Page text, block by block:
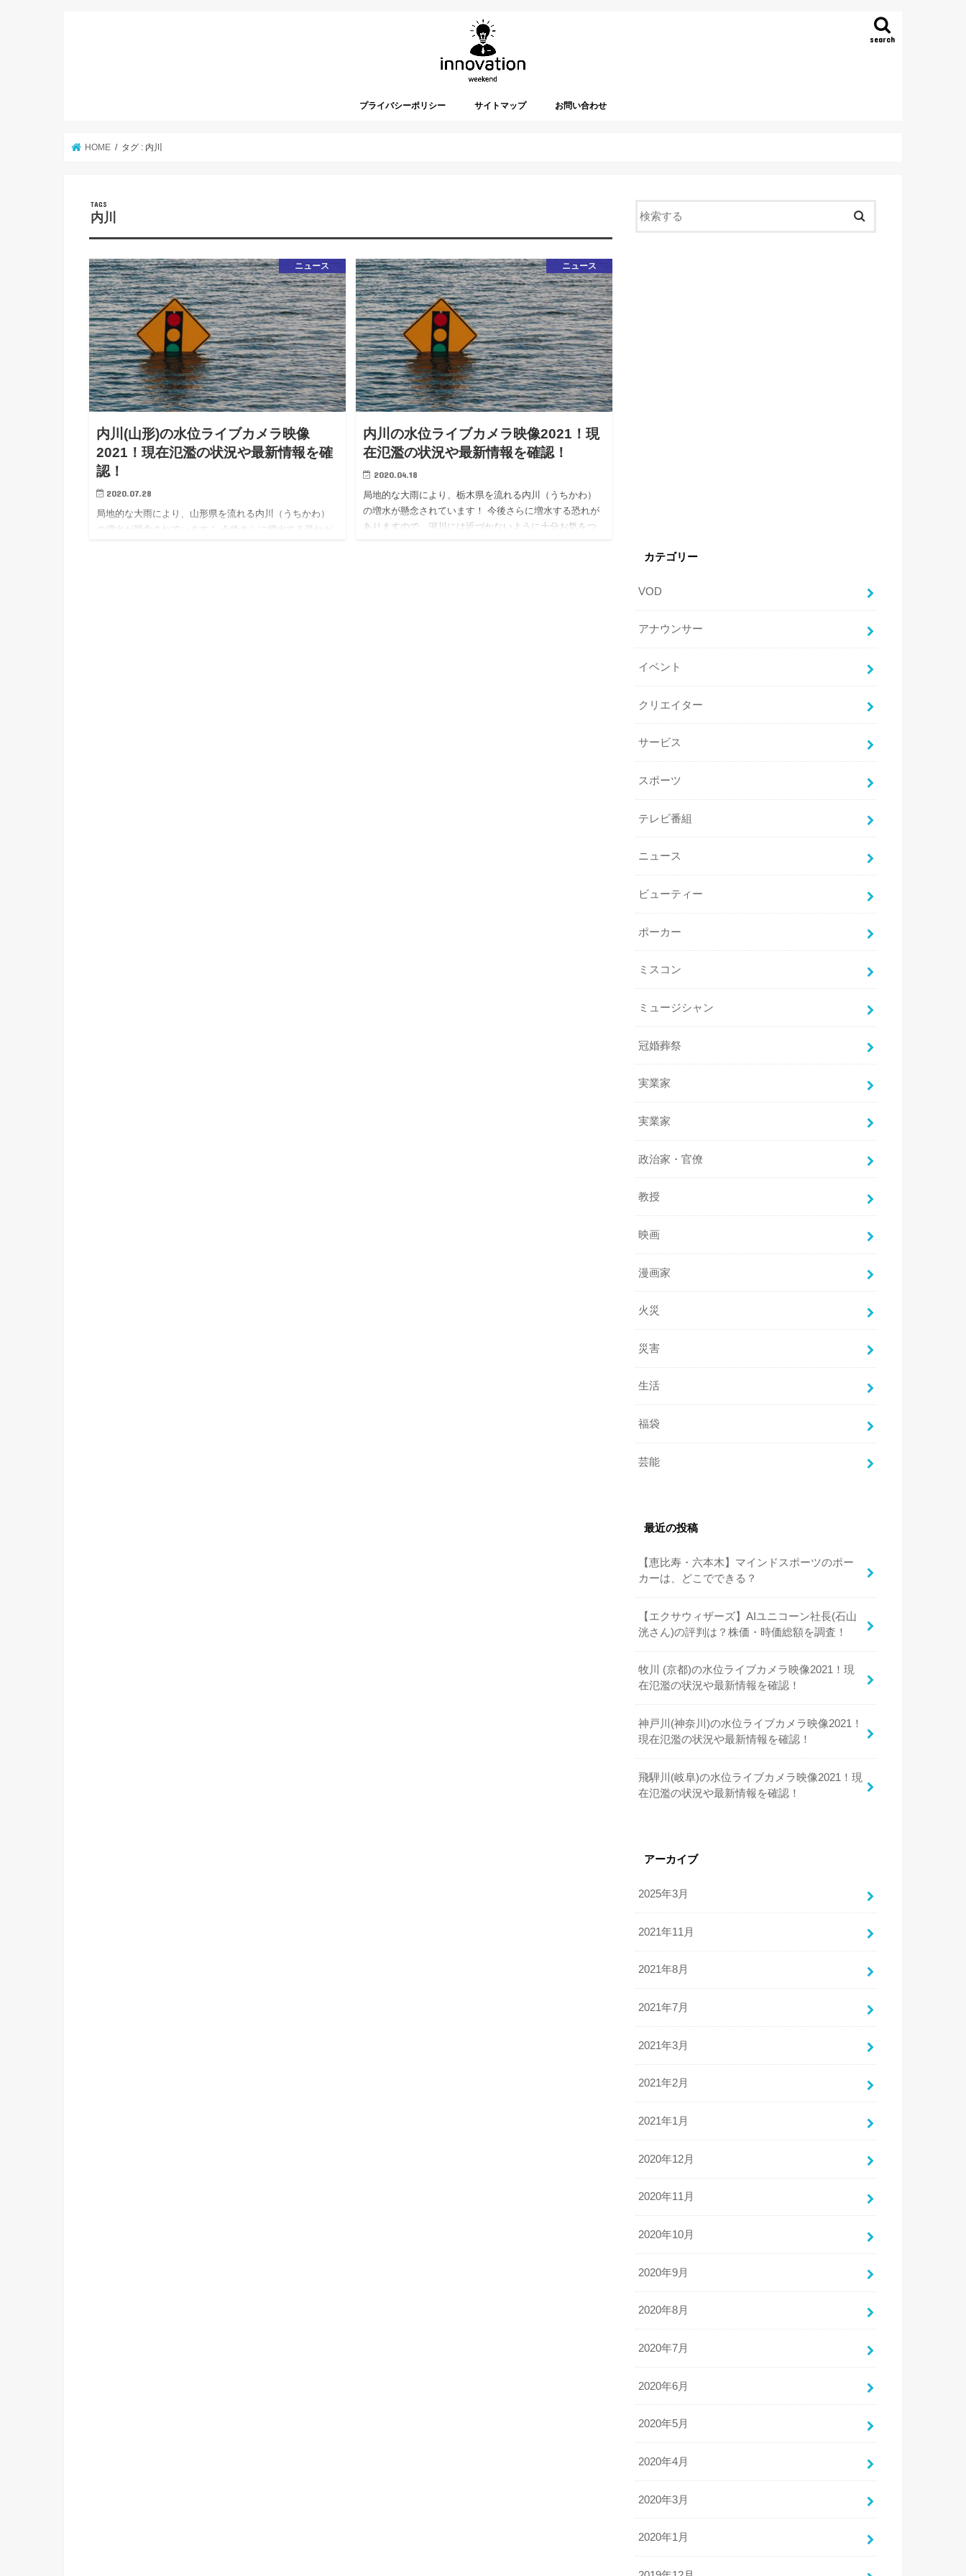
search
プライバシーポリシー サイトマップ お問い合わせ
HOME タグ : 内川
内川
ニュース
内川(山形)の水位ライブカメラ映像
2021！現在氾濫の状況や最新情報を確
認！
2020.07.28
局地的な大雨により、山形県を流れる内川（うちかわ）
の増水が懸念されています！ 今後さらに増水する恐れが
ニュース
内川の水位ライブカメラ映像2021！現
在氾濫の状況や最新情報を確認！
2020.04.18
局地的な大雨により、栃木県を流れる内川（うちかわ）
の増水が懸念されています！ 今後さらに増水する恐れが
ありますので、河川には近づかないように十分お気をつ
カテゴリー
VOD
アナウンサー
イベント
クリエイター
サービス
スポーツ
テレビ番組
ニュース
ビューティー
ポーカー
ミスコン
ミュージシャン
冠婚葬祭
実業家
実業家
政治家・官僚
教授
映画
漫画家
火災
災害
生活
福袋
芸能
最近の投稿
【恵比寿・六本木】マインドスポーツのポー
カーは、どこでできる？
【エクサウィザーズ】AIユニコーン社長(石山
洸さん)の評判は？株価・時価総額を調査！
牧川 (京都)の水位ライブカメラ映像2021！現
在氾濫の状況や最新情報を確認！
神戸川(神奈川)の水位ライブカメラ映像2021！
現在氾濫の状況や最新情報を確認！
飛騨川(岐阜)の水位ライブカメラ映像2021！現
在氾濫の状況や最新情報を確認！
アーカイブ
2025年3月
2021年11月
2021年8月
2021年7月
2021年3月
2021年2月
2021年1月
2020年12月
2020年11月
2020年10月
2020年9月
2020年8月
2020年7月
2020年6月
2020年5月
2020年4月
2020年3月
2020年1月